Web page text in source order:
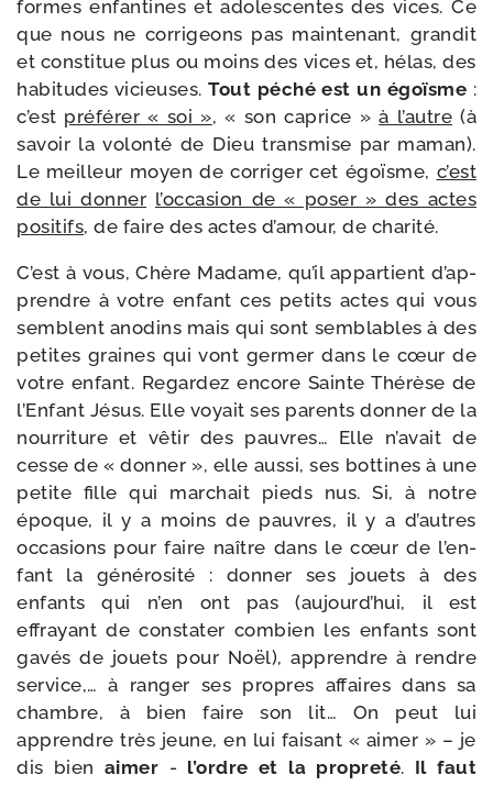
formes enfan­tines et ado­les­centes des vices. Ce
que nous ne cor­ri­geons pas main­te­nant, gran­dit
et consti­tue plus ou moins des vices et, hélas, des
habi­tudes vicieuses.Tout péché est un égoïsme :
c’est pré­fé­rer « soi », « son caprice »à l’autre (à
savoir la volon­té de Dieu trans­mise par maman).
Le meilleur moyen de cor­ri­ger cet égoïsme, c’est
de lui don­ner l’oc­ca­sion de « poser » des actes
posi­tifs, de faire des actes d’a­mour, de charité.
C’est à vous, Chère Madame, qu’il appar­tient d’ap­
prendre à votre enfant ces petits actes qui vous
semblent ano­dins mais qui sont sem­blables à des
petites graines qui vont ger­mer dans le cœur de
votre enfant. Regardez encore Sainte Thérèse de
l’Enfant Jésus. Elle voyait ses parents don­ner de la
nour­ri­ture et vêtir des pauvres… Elle n’a­vait de
cesse de « don­ner », elle aus­si, ses bot­tines à une
petite fille qui mar­chait pieds nus. Si, à notre
époque, il y a moins de pauvres, il y a d’autres
occa­sions pour faire naître dans le cœur de l’en­
fant la géné­ro­si­té : don­ner ses jouets à des
enfants qui n’en ont pas (aujourd’­hui, il est
effrayant de consta­ter com­bien les enfants sont
gavés de jouets pour Noël), apprendre à rendre
ser­vice,… à ran­ger ses propres affaires dans sa
chambre, à bien faire son lit… On peut lui
apprendre très jeune, en lui fai­sant « aimer » – je
dis bien aimer - l’ordre et la pro­pre­té. Il faut